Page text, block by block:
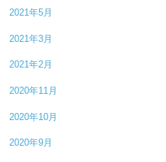
2021年5月
2021年3月
2021年2月
2020年11月
2020年10月
2020年9月